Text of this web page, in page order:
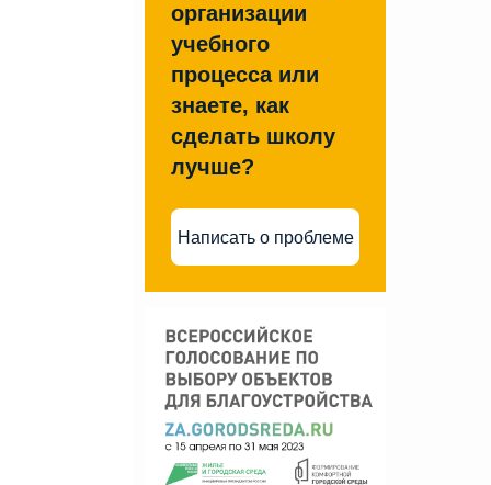
организации
учебного
процесса или
знаете, как
сделать школу
лучше?
Написать о проблеме